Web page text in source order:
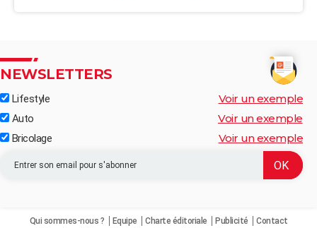
NEWSLETTERS
Lifestyle Voir un exemple
Auto Voir un exemple
Bricolage Voir un exemple
Qui sommes-nous ? Equipe Charte éditoriale Publicité
Contact